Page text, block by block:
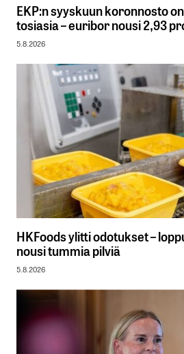
EKP:n syyskuun koronnosto
tosiasia – euribor nousi 2,93
5.8.2026
HKFoods ylitti odotukset –
nousi tummia pilviä
5.8.2026